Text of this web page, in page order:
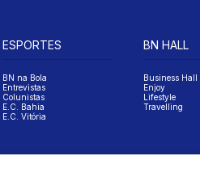
ESPORTES
BN na Bola
Entrevistas
Colunistas
E.C. Bahia
E.C. Vitória
BN HALL
Business Hall
Enjoy
Lifestyle
Travelling